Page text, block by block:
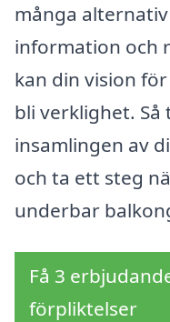
många
information och
kan din vision
bli verklighet.
insamlingen av
och ta ett steg
underbar
Få 3
förpliktelser